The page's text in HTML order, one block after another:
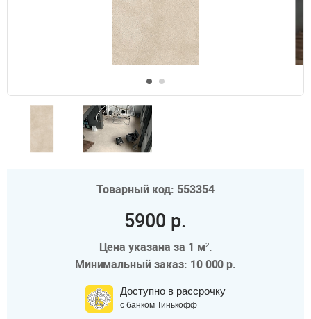
Товарный код: 553354
5900 р.
Цена указана за 1 м².
Минимальный заказ: 10 000 р.
Доступно в рассрочку
с банком Тинькофф